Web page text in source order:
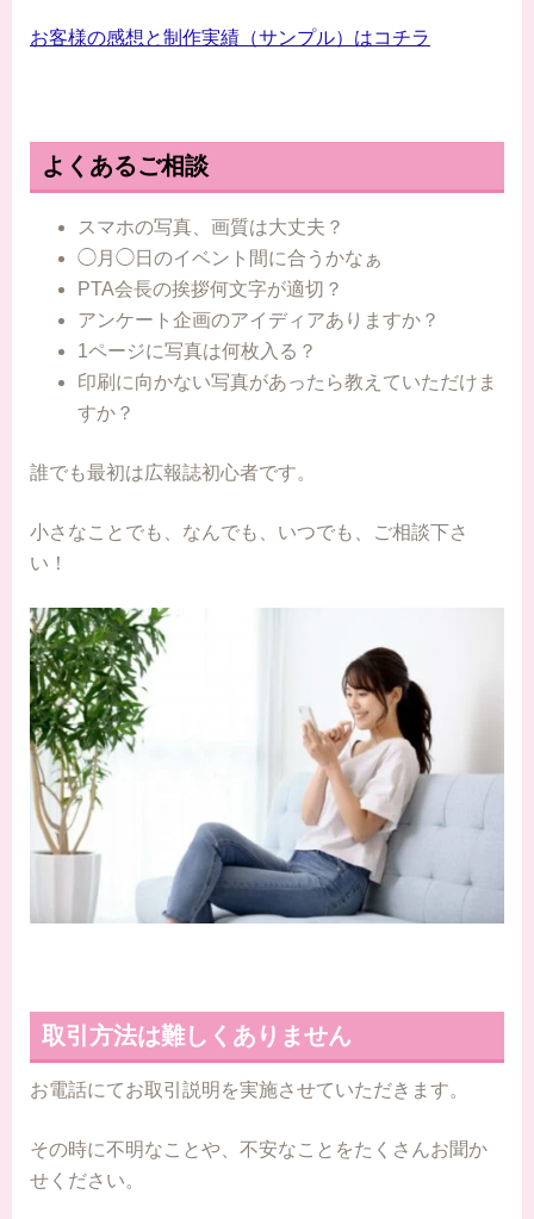
お客様の感想と制作実績（サンプル）はコチラ
よくあるご相談
スマホの写真、画質は大丈夫？
◯月◯日のイベント間に合うかなぁ
PTA会長の挨拶何文字が適切？
アンケート企画のアイディアありますか？
1ページに写真は何枚入る？
印刷に向かない写真があったら教えていただけま
すか？
誰でも最初は広報誌初心者です。
小さなことでも、なんでも、いつでも、ご相談下さ
い！
取引方法は難しくありません
お電話にてお取引説明を実施させていただきます。
その時に不明なことや、不安なことをたくさんお聞か
せください。